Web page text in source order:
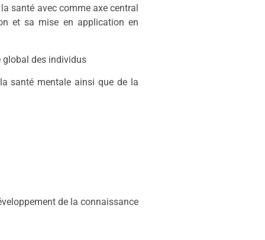
santé avec comme axe central
et sa mise en application en
global des individus
santé mentale ainsi que de la
de la connaissance